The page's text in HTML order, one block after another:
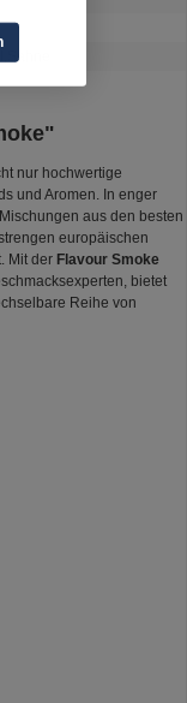
nur hochwertige
und Aromen. In enger
aus den besten
europäischen
Mit der Flavour Smoke
bietet
Reihe von